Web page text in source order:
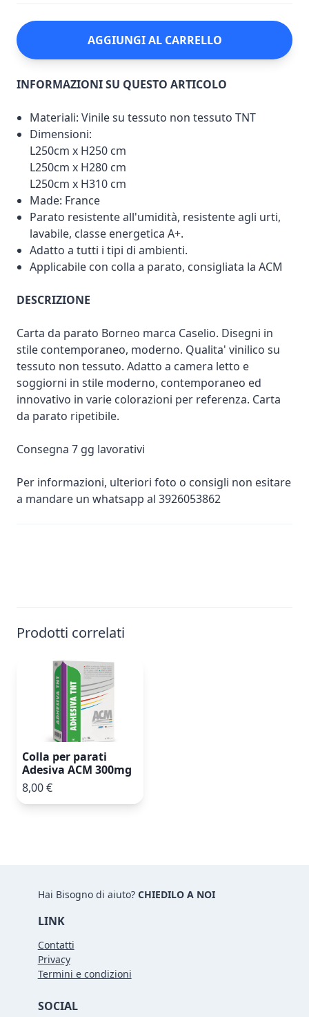
AGGIUNGI AL CARRELLO
INFORMAZIONI SU QUESTO ARTICOLO
Materiali: Vinile su tessuto non tessuto TNT
Dimensioni:
L250cm x H250 cm
L250cm x H280 cm
L250cm x H310 cm
Made: France
Parato resistente all'umidità, resistente agli urti,
lavabile, classe energetica A+.
Adatto a tutti i tipi di ambienti.
Applicabile con colla a parato, consigliata la ACM
DESCRIZIONE
Carta da parato Borneo marca Caselio. Disegni in
stile contemporaneo, moderno. Qualita' vinilico su
tessuto non tessuto. Adatto a camera letto e
soggiorni in stile moderno, contemporaneo ed
innovativo in varie colorazioni per referenza. Carta
da parato ripetibile.
Consegna 7 gg lavorativi
Per informazioni, ulteriori foto o consigli non esitare
a mandare un whatsapp al 3926053862
Prodotti correlati
Colla per parati
Adesiva ACM 300mg
8,00 €
Hai Bisogno di aiuto? CHIEDILO A NOI
LINK
Contatti
Privacy
Termini e condizioni
SOCIAL